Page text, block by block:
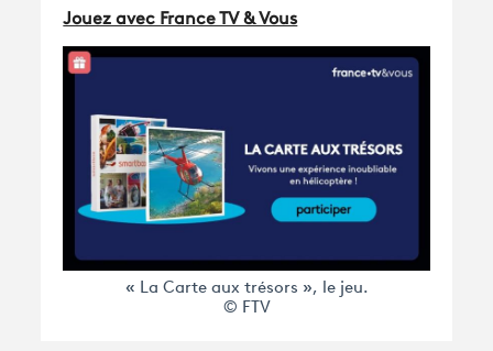
Jouez avec France TV & Vous
« La Carte aux trésors », le jeu.
© FTV